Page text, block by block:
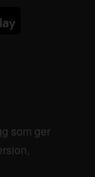
som ger